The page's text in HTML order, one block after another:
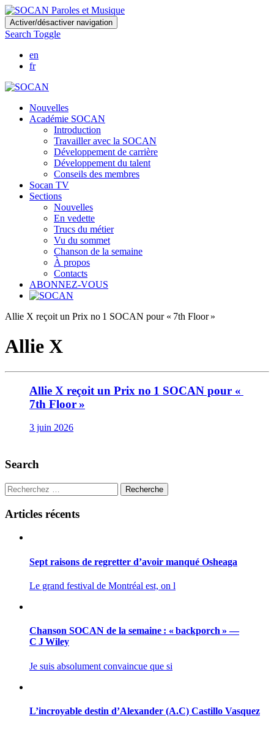
Skip
to
main
content
Activer/désactiver navigation
Search Toggle
en
fr
Nouvelles
Académie SOCAN
Introduction
Travailler avec la SOCAN
Développement de carrière
Développement du talent
Conseils des membres
Socan TV
Sections
Nouvelles
En vedette
Trucs du métier
Vu du sommet
Chanson de la semaine
À propos
Contacts
ABONNEZ-VOUS
Allie X reçoit un Prix no 1 SOCAN pour « 7th Floor »
Allie X
Allie X reçoit un Prix no 1 SOCAN pour «
7th Floor »
3 juin 2026
Search
Recherche
Articles récents
Sept raisons de regretter d’avoir manqué Osheaga
Le grand festival de Montréal est, on l
Chanson SOCAN de la semaine : « backporch » —
C J Wiley
Je suis absolument convaincue que si
L’incroyable destin d’Alexander (A.C) Castillo Vasquez